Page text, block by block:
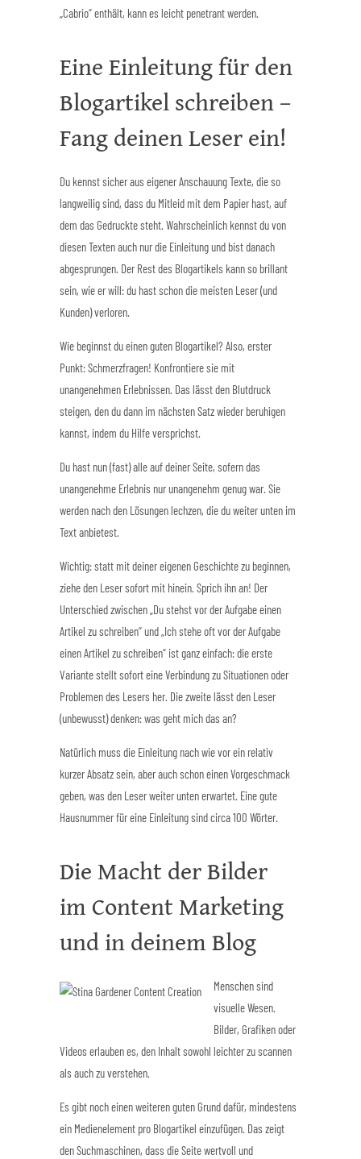
„Cabrio“ enthält, kann es leicht penetrant werden.
Eine Einleitung für den
Blogartikel schreiben –
Fang deinen Leser ein!
Du kennst sicher aus eigener Anschauung Texte, die so
langweilig sind, dass du Mitleid mit dem Papier hast, auf
dem das Gedruckte steht. Wahrscheinlich kennst du von
diesen Texten auch nur die Einleitung und bist danach
abgesprungen. Der Rest des Blogartikels kann so brillant
sein, wie er will: du hast schon die meisten Leser (und
Kunden) verloren.
Wie beginnst du einen guten Blogartikel? Also, erster
Punkt: Schmerzfragen! Konfrontiere sie mit
unangenehmen Erlebnissen. Das lässt den Blutdruck
steigen, den du dann im nächsten Satz wieder beruhigen
kannst, indem du Hilfe versprichst.
Du hast nun (fast) alle auf deiner Seite, sofern das
unangenehme Erlebnis nur unangenehm genug war. Sie
werden nach den Lösungen lechzen, die du weiter unten im
Text anbietest.
Wichtig: statt mit deiner eigenen Geschichte zu beginnen,
ziehe den Leser sofort mit hinein. Sprich ihn an! Der
Unterschied zwischen „Du stehst vor der Aufgabe einen
Artikel zu schreiben“ und „Ich stehe oft vor der Aufgabe
einen Artikel zu schreiben“ ist ganz einfach: die erste
Variante stellt sofort eine Verbindung zu Situationen oder
Problemen des Lesers her. Die zweite lässt den Leser
(unbewusst) denken: was geht mich das an?
Natürlich muss die Einleitung nach wie vor ein relativ
kurzer Absatz sein, aber auch schon einen Vorgeschmack
geben, was den Leser weiter unten erwartet. Eine gute
Hausnummer für eine Einleitung sind circa 100 Wörter.
Die Macht der Bilder
im Content Marketing
und in deinem Blog
Menschen sind
visuelle Wesen.
Bilder, Grafiken oder
Videos erlauben es, den Inhalt sowohl leichter zu scannen
als auch zu verstehen.
Es gibt noch einen weiteren guten Grund dafür, mindestens
ein Medienelement pro Blogartikel einzufügen. Das zeigt
den Suchmaschinen, dass die Seite wertvoll und